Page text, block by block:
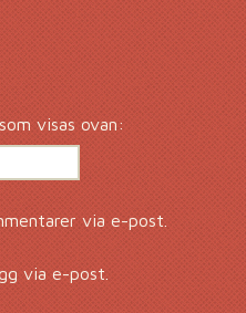
visas ovan:
via e-post.
via e-post.